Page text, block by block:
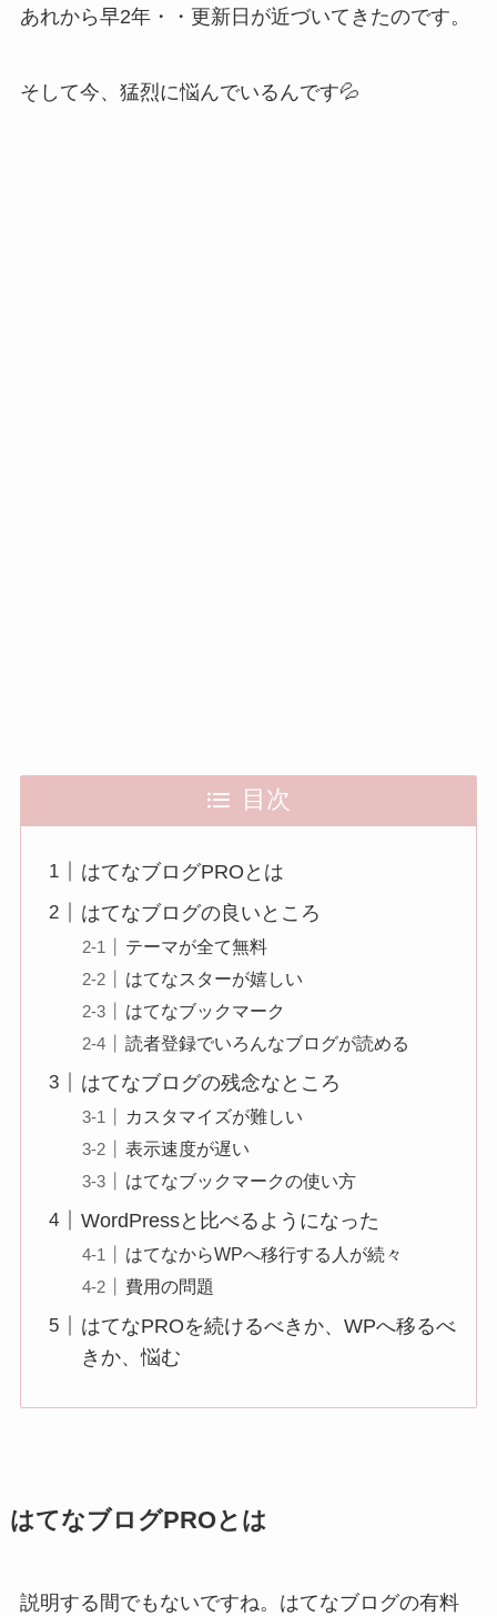
あれから早2年・・更新日が近づいてきたのです。
そして今、猛烈に悩んでいるんです💦
目次
はてなブログPROとは
はてなブログの良いところ
テーマが全て無料
はてなスターが嬉しい
はてなブックマーク
読者登録でいろんなブログが読める
はてなブログの残念なところ
カスタマイズが難しい
表示速度が遅い
はてなブックマークの使い方
WordPressと比べるようになった
はてなからWPへ移行する人が続々
費用の問題
はてなPROを続けるべきか、WPへ移るべ
きか、悩む
はてなブログPROとは
説明する間でもないですね。はてなブログの有料